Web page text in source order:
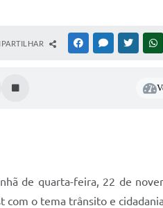
FACEBOOKMESSENGER
TWITTER
de quarta-feira, 22 de
com o tema trânsito e